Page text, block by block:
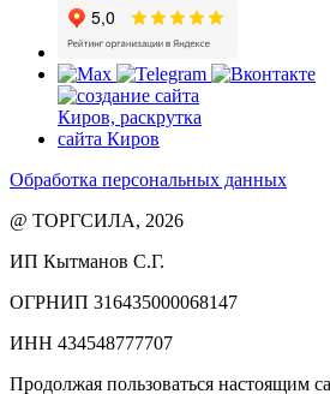
Обработка персональных данных
@ ТОРГСИЛА, 2026
ИП Кытманов С.Г.
ОГРНИП 316435000068147
ИНН 434548777707
Продолжая пользоваться настоящим